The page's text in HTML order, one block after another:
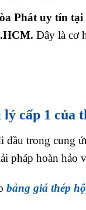
Phát uy tín
Đây là cơ
cấp 1 của
trong cung
pháp hoàn hảo
bảng giá thép